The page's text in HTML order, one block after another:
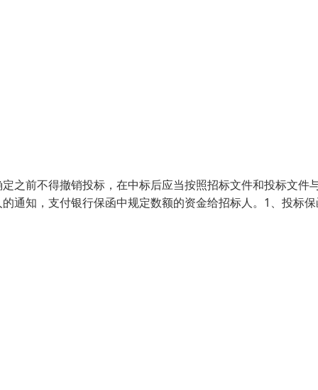
之前不得撤销投标，在中标后应当按照招标文件和投标文件
通知，支付银行保函中规定数额的资金给招标人。1、投标